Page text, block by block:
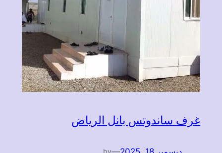
غرف ساندوتس بانل الرياض